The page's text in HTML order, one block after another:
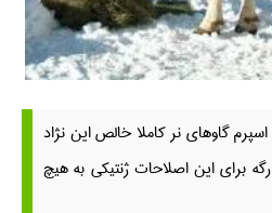
گاوهای نر کاملا خالص این نژاد
برای این اصلاحات ژنتیکی به هیچ